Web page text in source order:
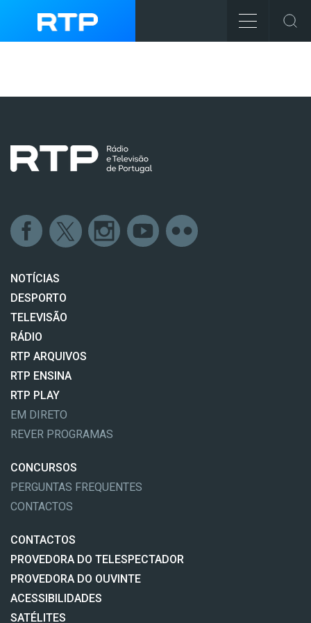
NOTÍCIAS
DESPORTO
TELEVISÃO
RÁDIO
RTP ARQUIVOS
RTP ENSINA
RTP PLAY
EM DIRETO
REVER PROGRAMAS
CONCURSOS
PERGUNTAS FREQUENTES
CONTACTOS
CONTACTOS
PROVEDORA DO TELESPECTADOR
PROVEDORA DO OUVINTE
ACESSIBILIDADES
SATÉLITES